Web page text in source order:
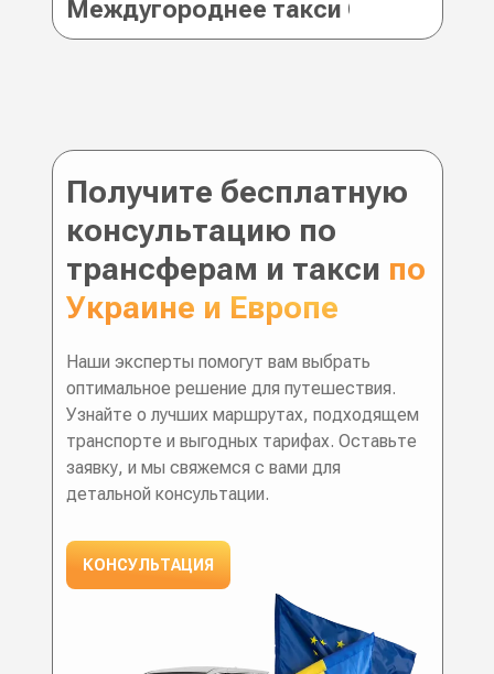
Междугороднее такси Сходница
Получите бесплатную
консультацию по
трансферам и такси по
Украине и Европе
Наши эксперты помогут вам выбрать
оптимальное решение для путешествия.
Узнайте о лучших маршрутах, подходящем
транспорте и выгодных тарифах. Оставьте
заявку, и мы свяжемся с вами для
детальной консультации.
КОНСУЛЬТАЦИЯ